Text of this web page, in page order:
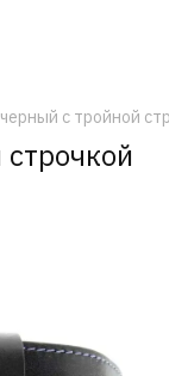
с тройной